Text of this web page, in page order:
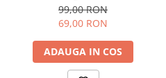
99,00 RON
69,00 RON
ADAUGA IN COS